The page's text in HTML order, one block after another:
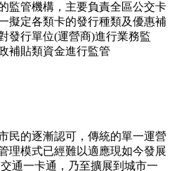
監管機構，主要負責全區公交卡
擬定各類卡的發行種類及優惠補
發行單位(運營商)進行業務監
補貼類資金進行監管
民的逐漸認可，傳統的單一運營
理模式已經難以適應現如今發展
通一卡通，乃至擴展到城市一